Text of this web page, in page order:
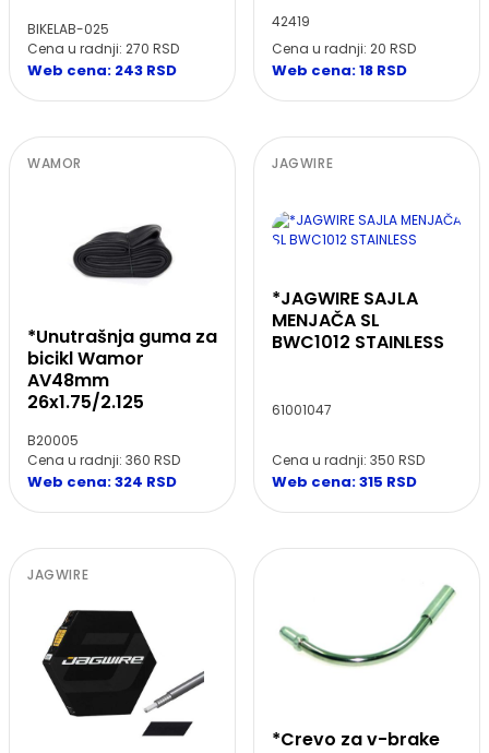
BIKELAB-025
Cena u radnji: 270 RSD
Web cena: 243 RSD
42419
Cena u radnji: 20 RSD
Web cena: 18 RSD
WAMOR
*Unutrašnja guma za
bicikl Wamor
AV48mm
26x1.75/2.125
B20005
Cena u radnji: 360 RSD
Web cena: 324 RSD
JAGWIRE
*JAGWIRE SAJLA
MENJAČA SL
BWC1012 STAINLESS
61001047
Cena u radnji: 350 RSD
Web cena: 315 RSD
JAGWIRE
*Crevo za v-brake